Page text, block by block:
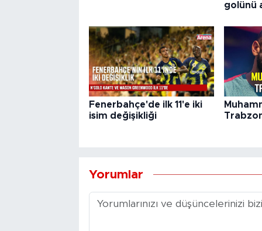
golünü
Fenerbahçe'de ilk 11'e iki
isim değişikliği
Yorumlar